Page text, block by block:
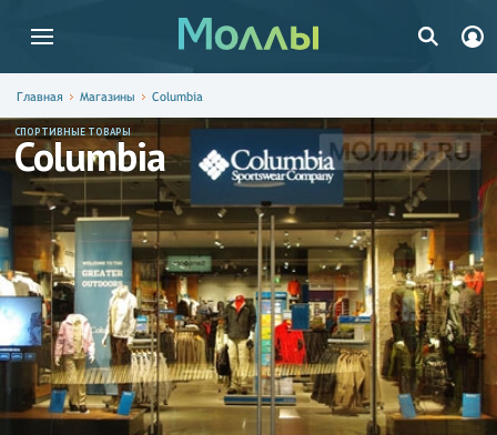
Главная Магазины Columbia
СПОРТИВНЫЕ ТОВАРЫ
Columbia